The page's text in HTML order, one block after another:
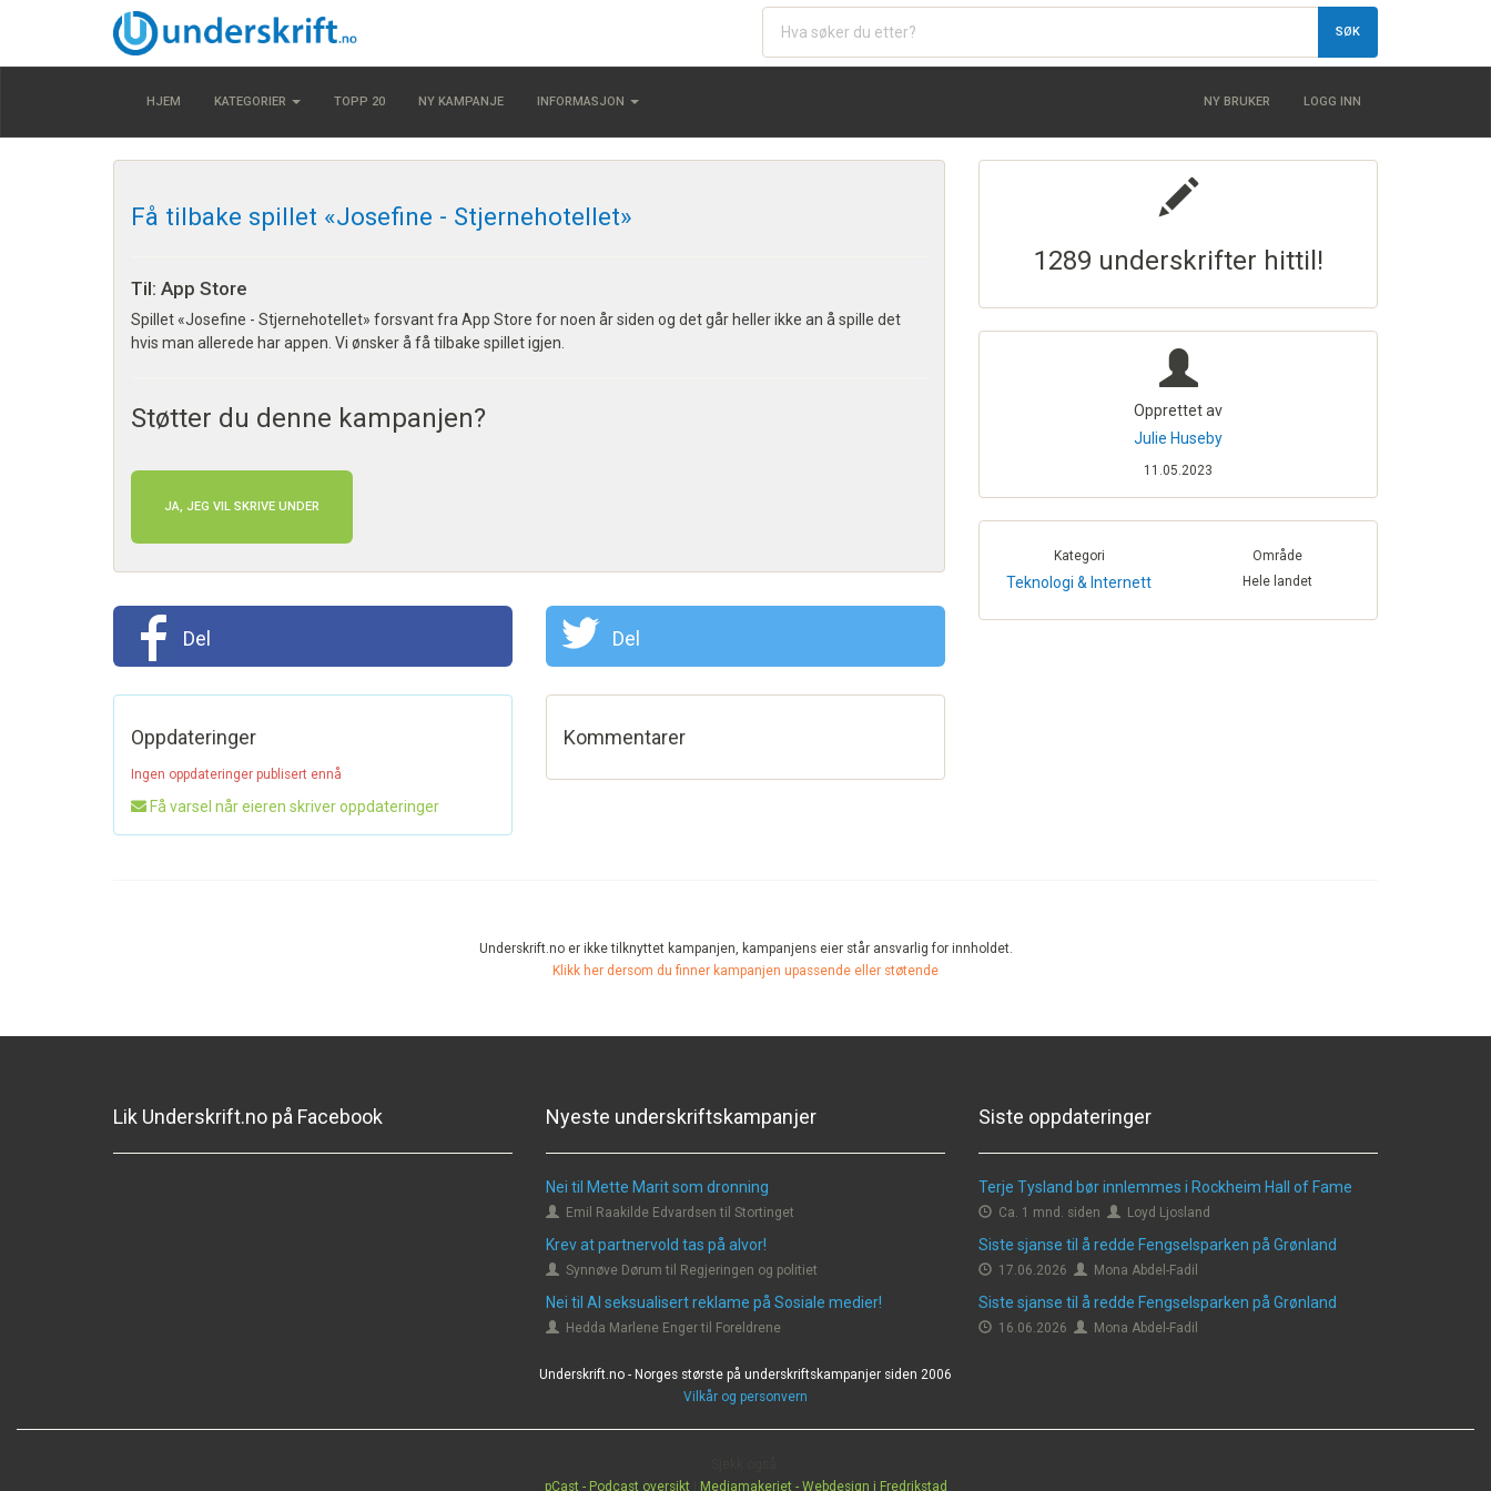
SØK
HJEM KATEGORIER TOPP 20 NY KAMPANJE INFORMASJON NY BRUKER LOGG INN
Få tilbake spillet «Josefine - Stjernehotellet»
Til: App Store
Spillet «Josefine - Stjernehotellet» forsvant fra App Store for noen år siden og det går heller ikke an å spille det
hvis man allerede har appen. Vi ønsker å få tilbake spillet igjen.
Støtter du denne kampanjen?
JA, JEG VIL SKRIVE UNDER
Del Del
Oppdateringer
Ingen oppdateringer publisert ennå
Få varsel når eieren skriver oppdateringer
Kommentarer
1289 underskrifter hittil!
Opprettet av
Julie Huseby
11.05.2023
Kategori
Teknologi & Internett
Område
Hele landet
Underskrift.no er ikke tilknyttet kampanjen, kampanjens eier står ansvarlig for innholdet.
Klikk her dersom du finner kampanjen upassende eller støtende
Lik Underskrift.no på Facebook Nyeste underskriftskampanjer
Nei til Mette Marit som dronning
Emil Raakilde Edvardsen til Stortinget
Krev at partnervold tas på alvor!
Synnøve Dørum til Regjeringen og politiet
Nei til AI seksualisert reklame på Sosiale medier!
Hedda Marlene Enger til Foreldrene
Siste oppdateringer
Terje Tysland bør innlemmes i Rockheim Hall of Fame
Ca. 1 mnd. siden Loyd Ljosland
Siste sjanse til å redde Fengselsparken på Grønland
17.06.2026 Mona Abdel-Fadil
Siste sjanse til å redde Fengselsparken på Grønland
16.06.2026 Mona Abdel-Fadil
Underskrift.no - Norges største på underskriftskampanjer siden 2006
Vilkår og personvern
pCast - Podcast oversikt
Mediamakeriet - Webdesign i Fredrikstad